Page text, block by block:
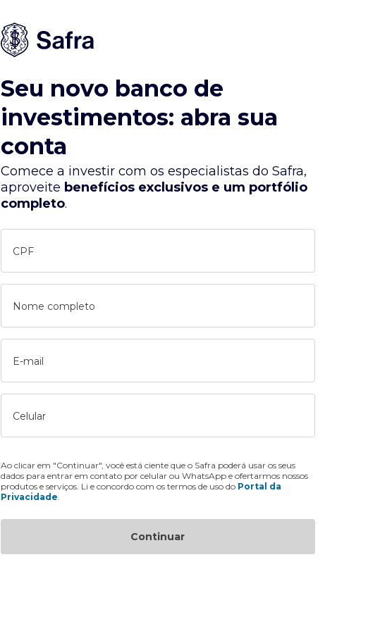
Seu novo banco de
investimentos: abra sua
conta
Comece a investir com os especialistas do Safra,
aproveite benefícios exclusivos e um portfólio
completo.
CPF
Nome completo
E-mail
Celular
Ao clicar em "Continuar", você está ciente que o Safra poderá usar os seus
dados para entrar em contato por celular ou WhatsApp e ofertarmos nossos
produtos e serviços. Li e concordo com os termos de uso do Portal da
Privacidade
Continuar